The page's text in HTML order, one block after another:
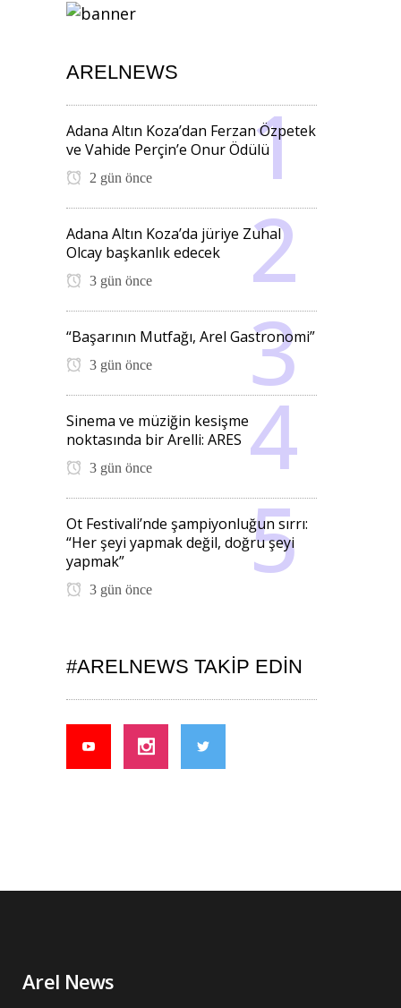
ARELNEWS
Adana Altın Koza’dan Ferzan Özpetek
ve Vahide Perçin’e Onur Ödülü
2 gün önce
Adana Altın Koza’da jüriye Zuhal
Olcay başkanlık edecek
3 gün önce
“Başarının Mutfağı, Arel Gastronomi”
3 gün önce
Sinema ve müziğin kesişme
noktasında bir Arelli: ARES
3 gün önce
Ot Festivali’nde şampiyonluğun sırrı:
“Her şeyi yapmak değil, doğru şeyi
yapmak”
3 gün önce
#ARELNEWS TAKIP EDIN
Arel News